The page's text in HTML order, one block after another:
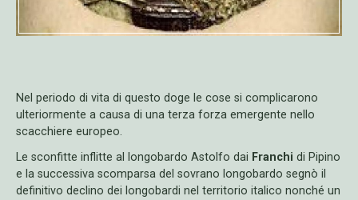
Nel periodo di vita di questo doge le cose si complicarono
ulteriormente a causa di una terza forza emergente nello
scacchiere europeo.
Le sconfitte inflitte al longobardo Astolfo dai Franchi di Pipino
e la successiva scomparsa del sovrano longobardo segnò il
definitivo declino dei longobardi nel territorio italico nonché un